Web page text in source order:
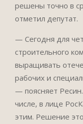
решены точно в
отметил депутат.
— Сегодня для
строительного
выращивать
рабочих и
— поясняет
числе, в лице
этим. Решение